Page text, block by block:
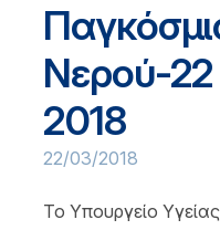
Νερού-
2018
22/03/2018
Το Υπουργείο